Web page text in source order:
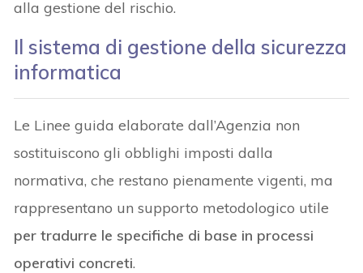
alla gestione del rischio.
Ilsistema di gestione della sicurezza
informatica
Le Linee guida elaborate dall’Agenzia non
sostituiscono gli obblighi imposti dalla
normativa, che restano pienamente vigenti, ma
rappresentano un supporto metodologico utile
per tradurre le specifiche di base in processi
operativi concreti.